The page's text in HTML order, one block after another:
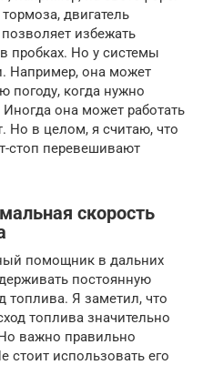
двигатель
избежать
пробках. Но у системы
Например, она может
погоду, когда нужно
она может работать
Но в целом, я считаю, что
стоп перевешивают
скорость
помощник в дальних
постоянную
топлива. Я заметил, что
топлива значительно
важно правильно
стоит использовать его